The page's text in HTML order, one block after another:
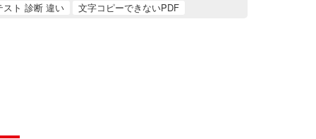
スト 診断 違い
文字コピーできないPDF